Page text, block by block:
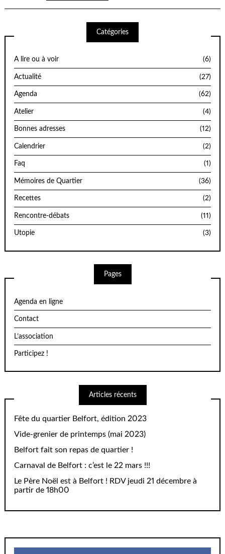
Catégories
A lire ou à voir (6)
Actualité (27)
Agenda (62)
Atelier (4)
Bonnes adresses (12)
Calendrier (2)
Faq (1)
Mémoires de Quartier (36)
Recettes (2)
Rencontre-débats (11)
Utopie (3)
Pages
Agenda en ligne
Contact
L’association
Participez !
Articles récents
Fête du quartier Belfort, édition 2023
Vide-grenier de printemps (mai 2023)
Belfort fait son repas de quartier !
Carnaval de Belfort : c’est le 22 mars !!!
Le Père Noël est à Belfort ! RDV jeudi 21 décembre à
partir de 18h00